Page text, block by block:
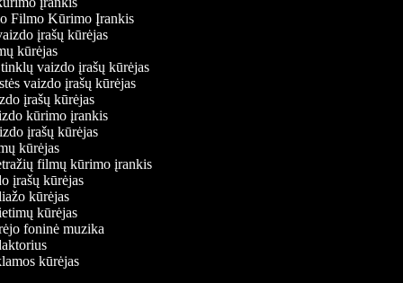
Filmo Kūrimo Įrankis
įrašų kūrėjas
kūrėjas
tinklų vaizdo įrašų kūrėjas
vaizdo įrašų kūrėjas
įrašų kūrėjas
kūrimo įrankis
įrašų kūrėjas
kūrėjas
filmų kūrimo įrankis
įrašų kūrėjas
kūrėjas
kūrėjas
foninė muzika
kūrėjas